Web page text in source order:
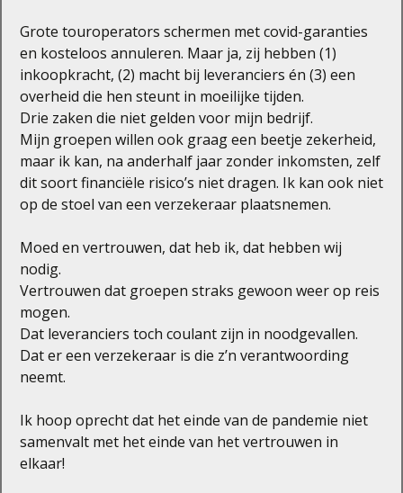
Grote touroperators schermen met covid-garanties
en kosteloos annuleren. Maar ja, zij hebben (1)
inkoopkracht, (2) macht bij leveranciers én (3) een
overheid die hen steunt in moeilijke tijden.
Drie zaken die niet gelden voor mijn bedrijf.
Mijn groepen willen ook graag een beetje zekerheid,
maar ik kan, na anderhalf jaar zonder inkomsten, zelf
dit soort financiële risico’s niet dragen. Ik kan ook niet
op de stoel van een verzekeraar plaatsnemen.
Moed en vertrouwen, dat heb ik, dat hebben wij
nodig.
Vertrouwen dat groepen straks gewoon weer op reis
mogen.
Dat leveranciers toch coulant zijn in noodgevallen.
Dat er een verzekeraar is die z’n verantwoording
neemt.
Ik hoop oprecht dat het einde van de pandemie niet
samenvalt met het einde van het vertrouwen in
elkaar!